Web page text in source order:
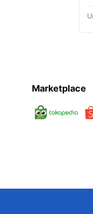
Marketplace